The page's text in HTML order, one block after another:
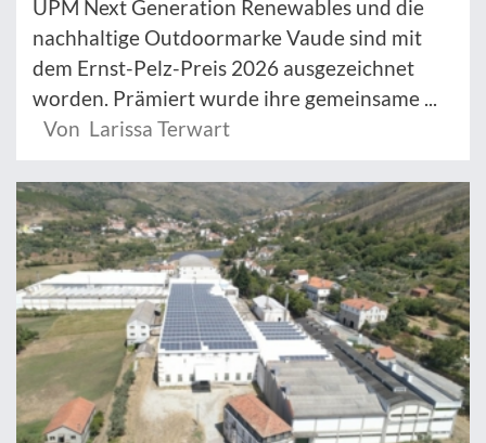
UPM Next Generation Renewables und die
nachhaltige Outdoormarke Vaude sind mit
dem Ernst-Pelz-Preis 2026 ausgezeichnet
worden. Prämiert wurde ihre gemeinsame ...
Von Larissa Terwart